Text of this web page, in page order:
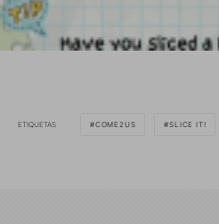
ETIQUETAS COME2US SLICE IT!